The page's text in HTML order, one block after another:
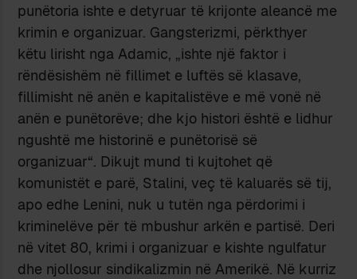
punëtoria ishte e detyruar të krijonte aleancë me
krimin e organizuar. Gangsterizmi, përkthyer
këtu lirisht nga Adamic, „ishte një faktor i
rëndësishëm në fillimet e luftës së klasave,
fillimisht në anën e kapitalistëve e më vonë në
anën e punëtorëve; dhe kjo histori është e lidhur
ngushtë me historinë e punëtorisë së
organizuar“. Dikujt mund ti kujtohet që
komunistët e parë, Stalini, veç të kaluarës së tij,
apo edhe Lenini, nuk u tutën nga përdorimi i
kriminelëve për të mbushur arkën e partisë. Deri
në vitet 80, krimi i organizuar e kishte ngulfatur
dhe njollosur sindikalizmin në Amerikë. Në kurriz